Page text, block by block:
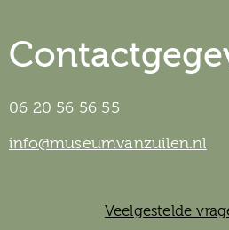
06 20 56 56 55
info@museumvanzuilen.nl
Veelgestelde